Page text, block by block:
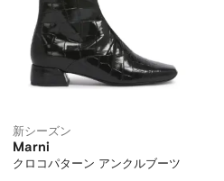
新シーズン
Marni
クロコパターン アンクルブーツ